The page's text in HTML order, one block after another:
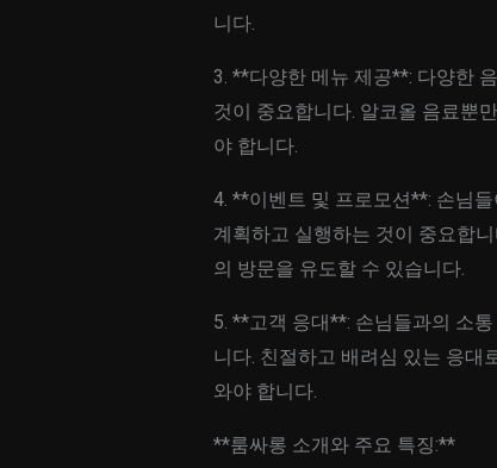
니다.
3. **다양한 메뉴 제공**: 다양한
것이 중요합니다. 알코올 음료뿐
야 합니다.
4. **이벤트 및 프로모션**: 손님
계획하고 실행하는 것이 중요합
의 방문을 유도할 수 있습니다.
5. **고객 응대**: 손님들과의 소
니다. 친절하고 배려심 있는 응대
와야 합니다.
**룸싸롱 소개와 주요 특징:**